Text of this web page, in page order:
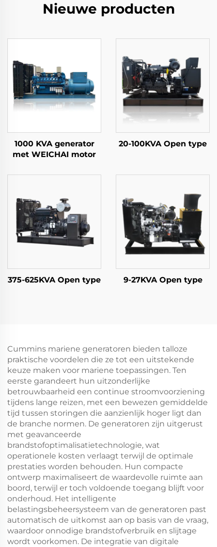
Nieuwe producten
1000 KVA generator
met WEICHAI motor
20-100KVA Open type
375-625KVA Open type 9-27KVA Open type
Cummins mariene generatoren bieden talloze
praktische voordelen die ze tot een uitstekende
keuze maken voor mariene toepassingen. Ten
eerste garandeert hun uitzonderlijke
betrouwbaarheid een continue stroomvoorziening
tijdens lange reizen, met een bewezen gemiddelde
tijd tussen storingen die aanzienlijk hoger ligt dan
de branche normen. De generatoren zijn uitgerust
met geavanceerde
brandstofoptimalisatietechnologie, wat
operationele kosten verlaagt terwijl de optimale
prestaties worden behouden. Hun compacte
ontwerp maximaliseert de waardevolle ruimte aan
boord, terwijl er toch voldoende toegang blijft voor
onderhoud. Het intelligente
belastingsbeheersysteem van de generatoren past
automatisch de uitkomst aan op basis van de vraag,
waardoor onnodige brandstofverbruik en slijtage
wordt voorkomen. De integratie van digitale